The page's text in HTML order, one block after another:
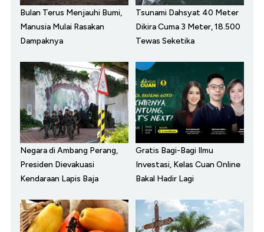
Bulan Terus Menjauhi Bumi,
Manusia Mulai Rasakan
Dampaknya
Tsunami Dahsyat 40 Meter
Dikira Cuma 3 Meter, 18.500
Tewas Seketika
Negara di Ambang Perang,
Presiden Dievakuasi
Kendaraan Lapis Baja
Gratis Bagi-Bagi Ilmu
Investasi, Kelas Cuan Online
Bakal Hadir Lagi